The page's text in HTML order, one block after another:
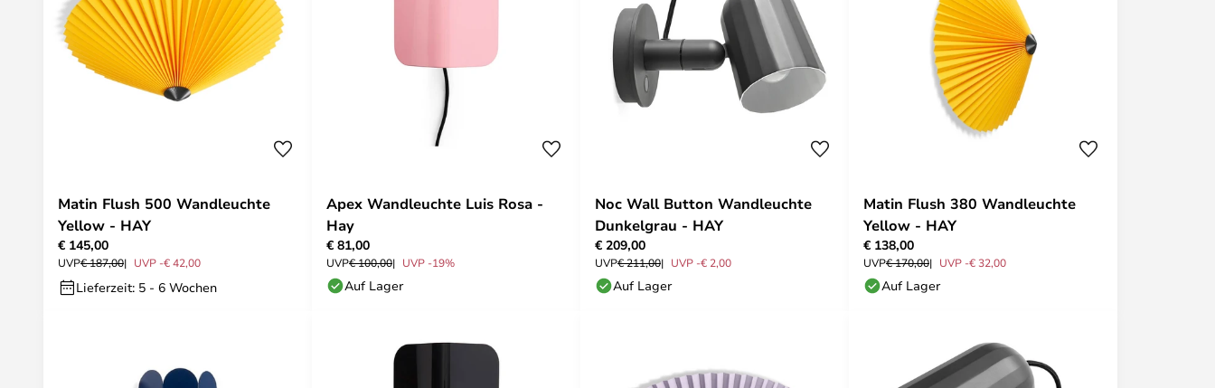
Matin Flush 500 Wandleuchte
Yellow - HAY
€ 145,00
UVP€ 187,00 UVP -€ 42,00
Lieferzeit: 5 - 6 Wochen
Apex Wandleuchte Luis Rosa -
Hay
€ 81,00
UVP€ 100,00 UVP -19%
Auf Lager
Noc Wall Button Wandleuchte
Dunkelgrau - HAY
€ 209,00
UVP€ 211,00 UVP -€ 2,00
Auf Lager
Matin Flush 380 Wandleuchte
Yellow - HAY
€ 138,00
UVP€ 170,00 UVP -€ 32,00
Auf Lager